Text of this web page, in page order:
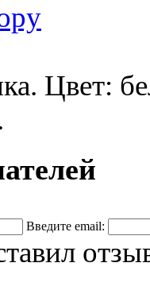
Цвет:
Введите email: